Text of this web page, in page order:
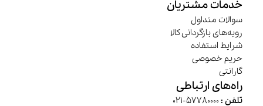
خدمات مشتریان
سوالات متداول
رویه‌های بازگردانی کالا
شرایط استفاده
حریم خصوصی
گارانتی
راه‌های ارتباطی
تلفن :